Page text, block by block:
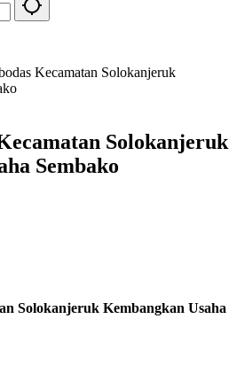
Kecamatan Solokanjeruk
Solokanjeruk
Sembako
Solokanjeruk Kembangkan Usaha